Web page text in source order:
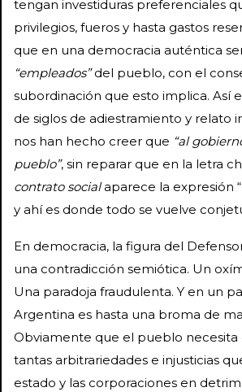
tengan investiduras preferenciales
privilegios, fueros y hasta gastos
que en una democracia auténtica
“empleados”del pueblo, con el
subordinación que esto implica. Así
de siglos de adiestramiento y relato
nos han hecho creer que “al
pueblo”, sin reparar que en la letra
contrato socialaparece la expresión
y ahí es donde todo se vuelve
En democracia, la figura del
una contradicción semiótica. Un
Una paradoja fraudulenta. Y en un
Argentina es hasta una broma de
Obviamente que el pueblo necesita
tantas arbitrariedades e injusticias
estado y las corporaciones en